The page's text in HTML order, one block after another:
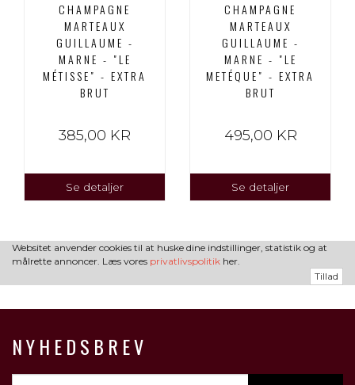
CHAMPAGNE
MARTEAUX
GUILLAUME -
MARNE - "LE
MÉTISSE" - EXTRA
BRUT
385,00 KR
Se detaljer
CHAMPAGNE
MARTEAUX
GUILLAUME -
MARNE - "LE
METÉQUE" - EXTRA
BRUT
495,00 KR
Se detaljer
Websitet anvender cookies til at huske dine indstillinger, statistik og at
målrette annoncer. Læs vores privatlivspolitik her.
Tillad
NYHEDSBREV